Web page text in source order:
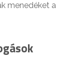
menedéket a